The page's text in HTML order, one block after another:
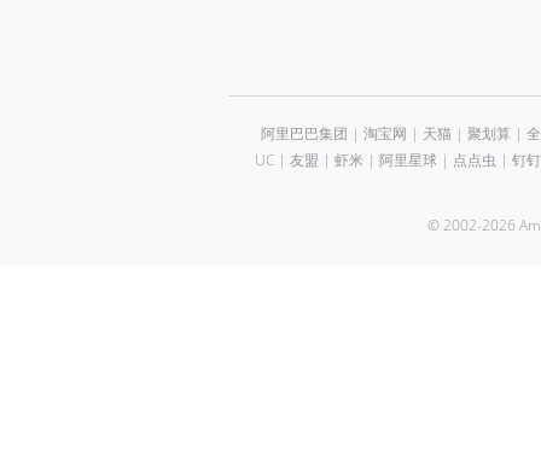
阿里巴巴集团 | 淘宝网 | 天猫| 聚划算 |
UC| 友盟 | 虾米 | 阿里星球| 点点虫 | 钉钉
© 2002-2026